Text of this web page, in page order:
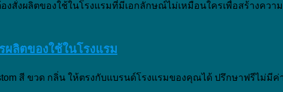
สั่งผลิตของใช้ในโรงแรมที่มีเอกลักษณ์ไม่เหมือนใครเพื่อสร้างควา
ผลิตของใช้ในโรงแรม
สี ขวด กลิ่น ให้ตรงกับแบรนด์โรงแรมของคุณได้ ปรึกษาฟรีไม่มีค่